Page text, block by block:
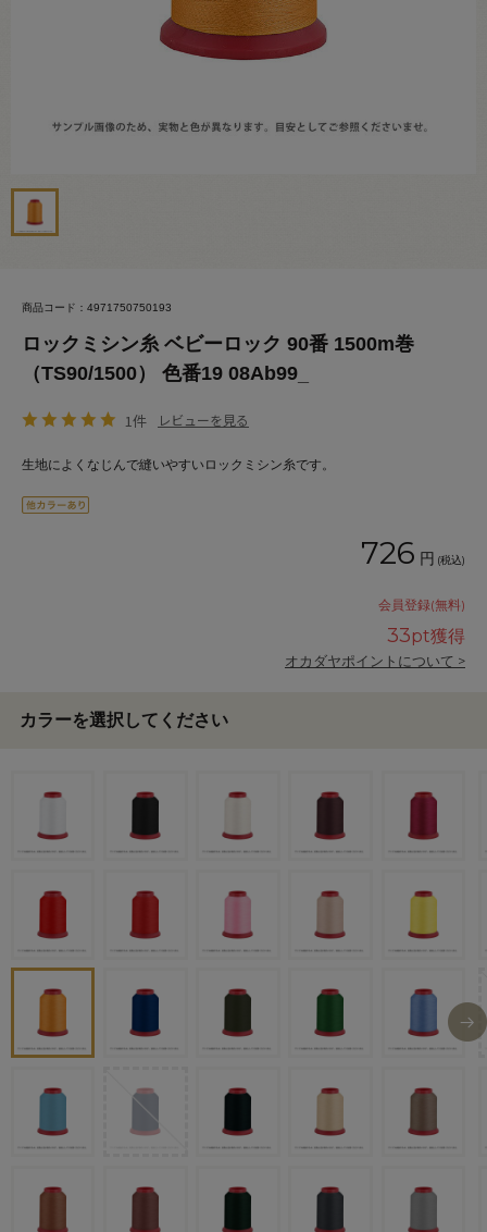
商品コード：4971750750193
ロックミシン糸 ベビーロック 90番 1500m巻
（TS90/1500） 色番19 08Ab99_
1件 レビューを見る
生地によくなじんで縫いやすいロックミシン糸です。
726 円 (税込)
会員登録(無料)
33pt獲得
オカダヤポイントについて >
カラーを選択してください